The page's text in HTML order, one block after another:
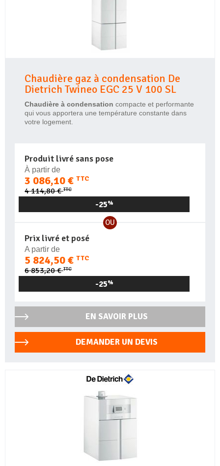
Chaudière gaz à condensation De
Dietrich Twineo EGC 25 V 100 SL
Chaudière à condensation compacte et performante
qui vous apportera une température constante dans
votre logement.
Produit livré sans pose
À partir de
3 086,10 € TTC
4 114,80 €TTC
-25%
OU
Prix livré et posé
A partir de
5 824,50 € TTC
6 853,20 €TTC
-25%
EN SAVOIR PLUS
DEMANDER UN DEVIS